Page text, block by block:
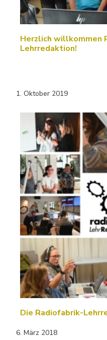
Herzlich willkommen
Lehrredaktion!
1. Oktober 2019
Die Radiofabrik-
6. März 2018